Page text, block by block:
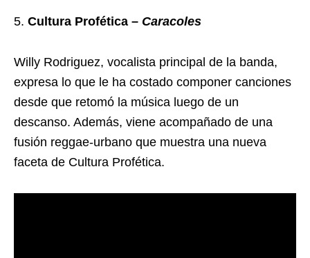
Cultura Profética – Caracoles
Willy Rodriguez, vocalista principal de la banda,
expresa lo que le ha costado componer canciones
desde que retomó la música luego de un
descanso. Además, viene acompañado de una
fusión reggae-urbano que muestra una nueva
faceta de Cultura Profética.